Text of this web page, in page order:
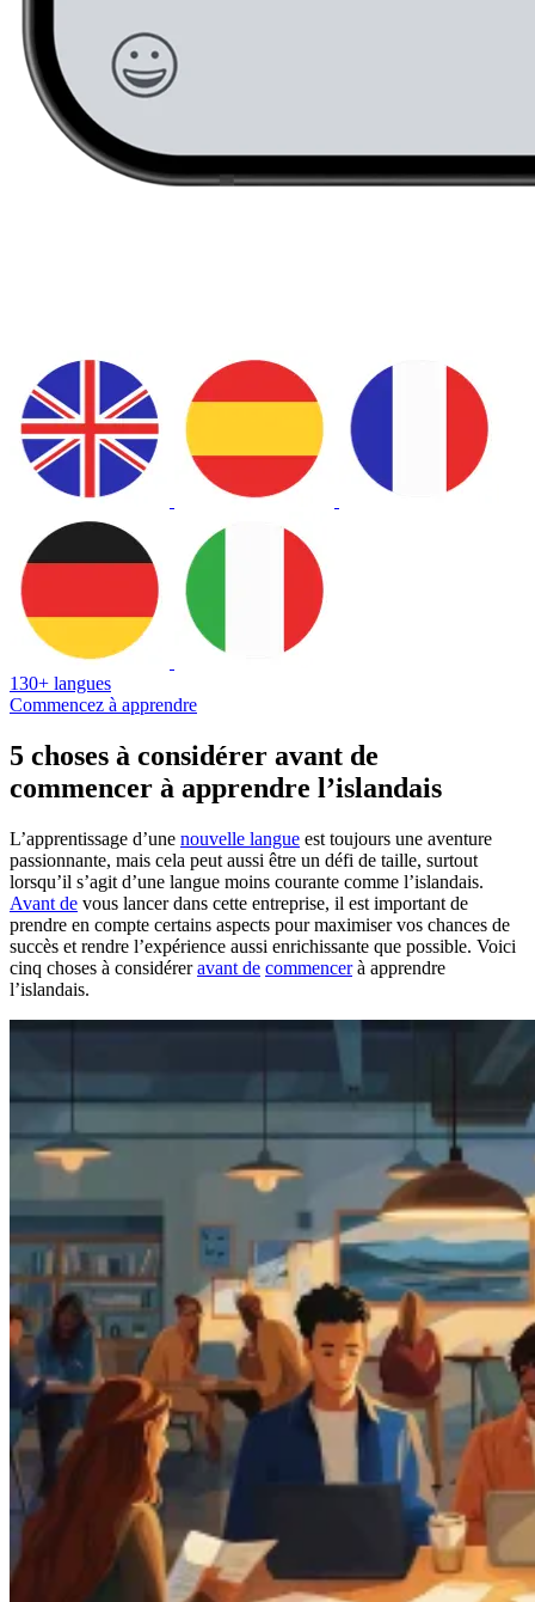
130+ langues
Commencez à apprendre
5 choses à considérer avant de
commencer à apprendre l’islandais
L’apprentissage d’une nouvelle langue est toujours une aventure
passionnante, mais cela peut aussi être un défi de taille, surtout
lorsqu’il s’agit d’une langue moins courante comme l’islandais.
Avant de vous lancer dans cette entreprise, il est important de
prendre en compte certains aspects pour maximiser vos chances de
succès et rendre l’expérience aussi enrichissante que possible. Voici
cinq choses à considéreravant de commencerà apprendre
l’islandais.